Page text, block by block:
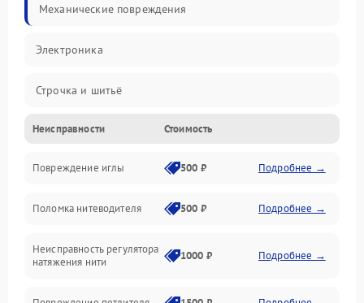
Механические повреждения
Электроника
Строчка и шитьё
Прочие неисправности
Подача ткани
Игловодитель и механизмы
Ножи и обрезка
Шпульки, нити и заправка
Неисправности Стоимость
Повреждение иглы 500 ₽ Подробнее →
Поломка нитеводителя 500 ₽ Подробнее →
Неисправность регулятора
натяжения нити
1000 ₽ Подробнее →